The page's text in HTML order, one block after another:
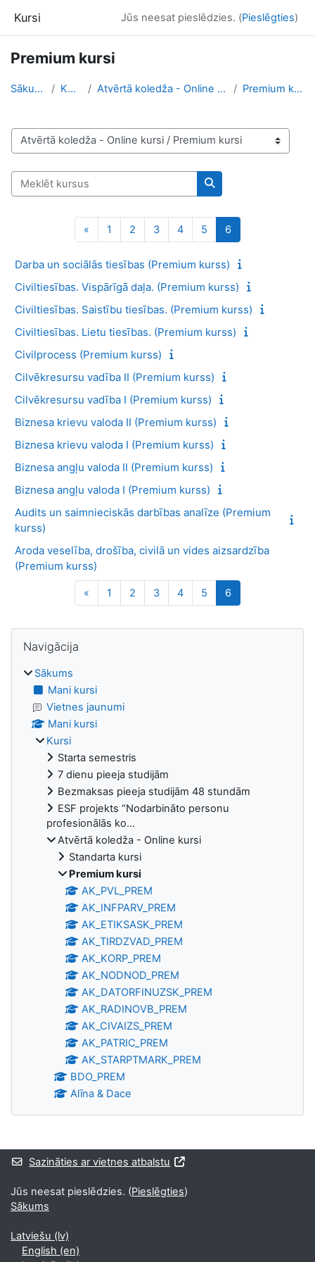
Kursi Jūs neesat pieslēdzies. (Pieslēgties)
Premium kursi
Sākums Kursi Atvērtā koledža - Online kursi Premium kursi
Kursu kategorijas
Meklēt kursus
Meklēt kursus
« Iepriekšējā lapa
1 Lapa 1
2 Lapa 2
3Lapa 3
4Lapa 4
5 Lapa 5
6Lapa 6
Darba un sociālās tiesības (Premium kurss)
Civiltiesības. Vispārīgā daļa. (Premium kurss)
Civiltiesības. Saistību tiesības. (Premium kurss)
Civiltiesības. Lietu tiesības. (Premium kurss)
Civilprocess (Premium kurss)
Cilvēkresursu vadība II (Premium kurss)
Cilvēkresursu vadība I (Premium kurss)
Biznesa krievu valoda II (Premium kurss)
Biznesa krievu valoda I (Premium kurss)
Biznesa angļu valoda II (Premium kurss)
Biznesa angļu valoda I (Premium kurss)
Audits un saimnieciskās darbības analīze (Premium
kurss)
Aroda veselība, drošība, civilā un vides aizsardzība
(Premium kurss)
« Iepriekšējā lapa
1 Lapa 1
2 Lapa 2
3Lapa 3
4Lapa 4
5 Lapa 5
6Lapa 6
Bloki
Navigācija
Sākums
Mani kursi
Vietnes jaunumi
Mani kursi
Kursi
Starta semestris
7 dienu pieeja studijām
Bezmaksas pieeja studijām 48 stundām
ESF projekts “Nodarbināto personu
profesionālās ko...
Atvērtā koledža - Online kursi
Standarta kursi
Premium kursi
AK_PVL_PREM
AK_INFPARV_PREM
AK_ETIKSASK_PREM
AK_TIRDZVAD_PREM
AK_KORP_PREM
AK_NODNOD_PREM
AK_DATORFINUZSK_PREM
AK_RADINOVB_PREM
AK_CIVAIZS_PREM
AK_PATRIC_PREM
AK_STARPTMARK_PREM
BDO_PREM
Alīna & Dace
Bloki
Sazināties ar vietnes atbalstu
Jūs neesat pieslēdzies. (Pieslēgties)
Sākums
Latviešu ‎(lv)‎
English ‎(en)‎